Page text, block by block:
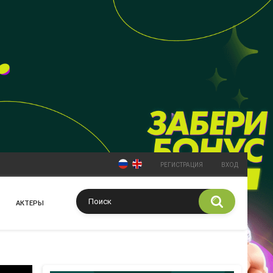
РЕГИСТРАЦИЯ ВХОД
АКТЕРЫ